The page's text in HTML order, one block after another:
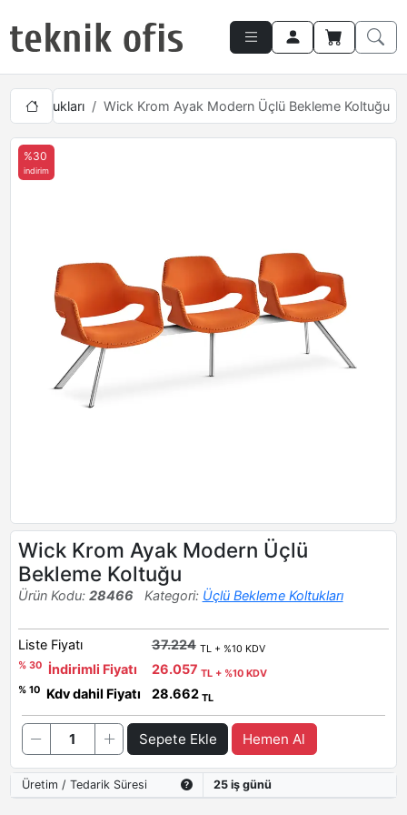
Koltukları Wick Krom Ayak Modern Üçlü Bekleme Koltuğu
%30
indirim
Wick Krom Ayak Modern Üçlü
Bekleme Koltuğu
Ürün Kodu: 28466 Kategori: Üçlü Bekleme Koltukları
Liste Fiyatı 37.224 TL + %10 KDV
% 30
İndirimli Fiyatı 26.057 TL + %10 KDV
% 10
Kdv dahil Fiyatı 28.662 TL
Sepete Ekle Hemen Al
Üretim / Tedarik Süresi 25 iş günü